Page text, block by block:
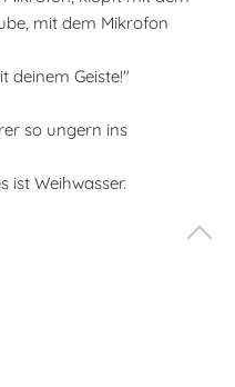
mit dem Mikrofon
deinem Geiste!"
so ungern ins
ist Weihwasser.